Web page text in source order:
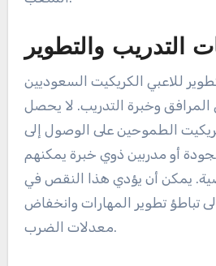
التدريب والتطوير
للاعبي الكريكيت السعوديين
وخبرة التدريب. لا يحصل
الطموحين على الوصول إلى
أو مدربين ذوي خبرة يمكنهم
يمكن أن يؤدي هذا النقص في
تباطؤ تطوير المهارات وانخفاض
معدلات الضرب.